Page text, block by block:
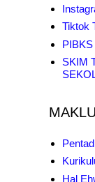
Tiktok
SKIM
Hal